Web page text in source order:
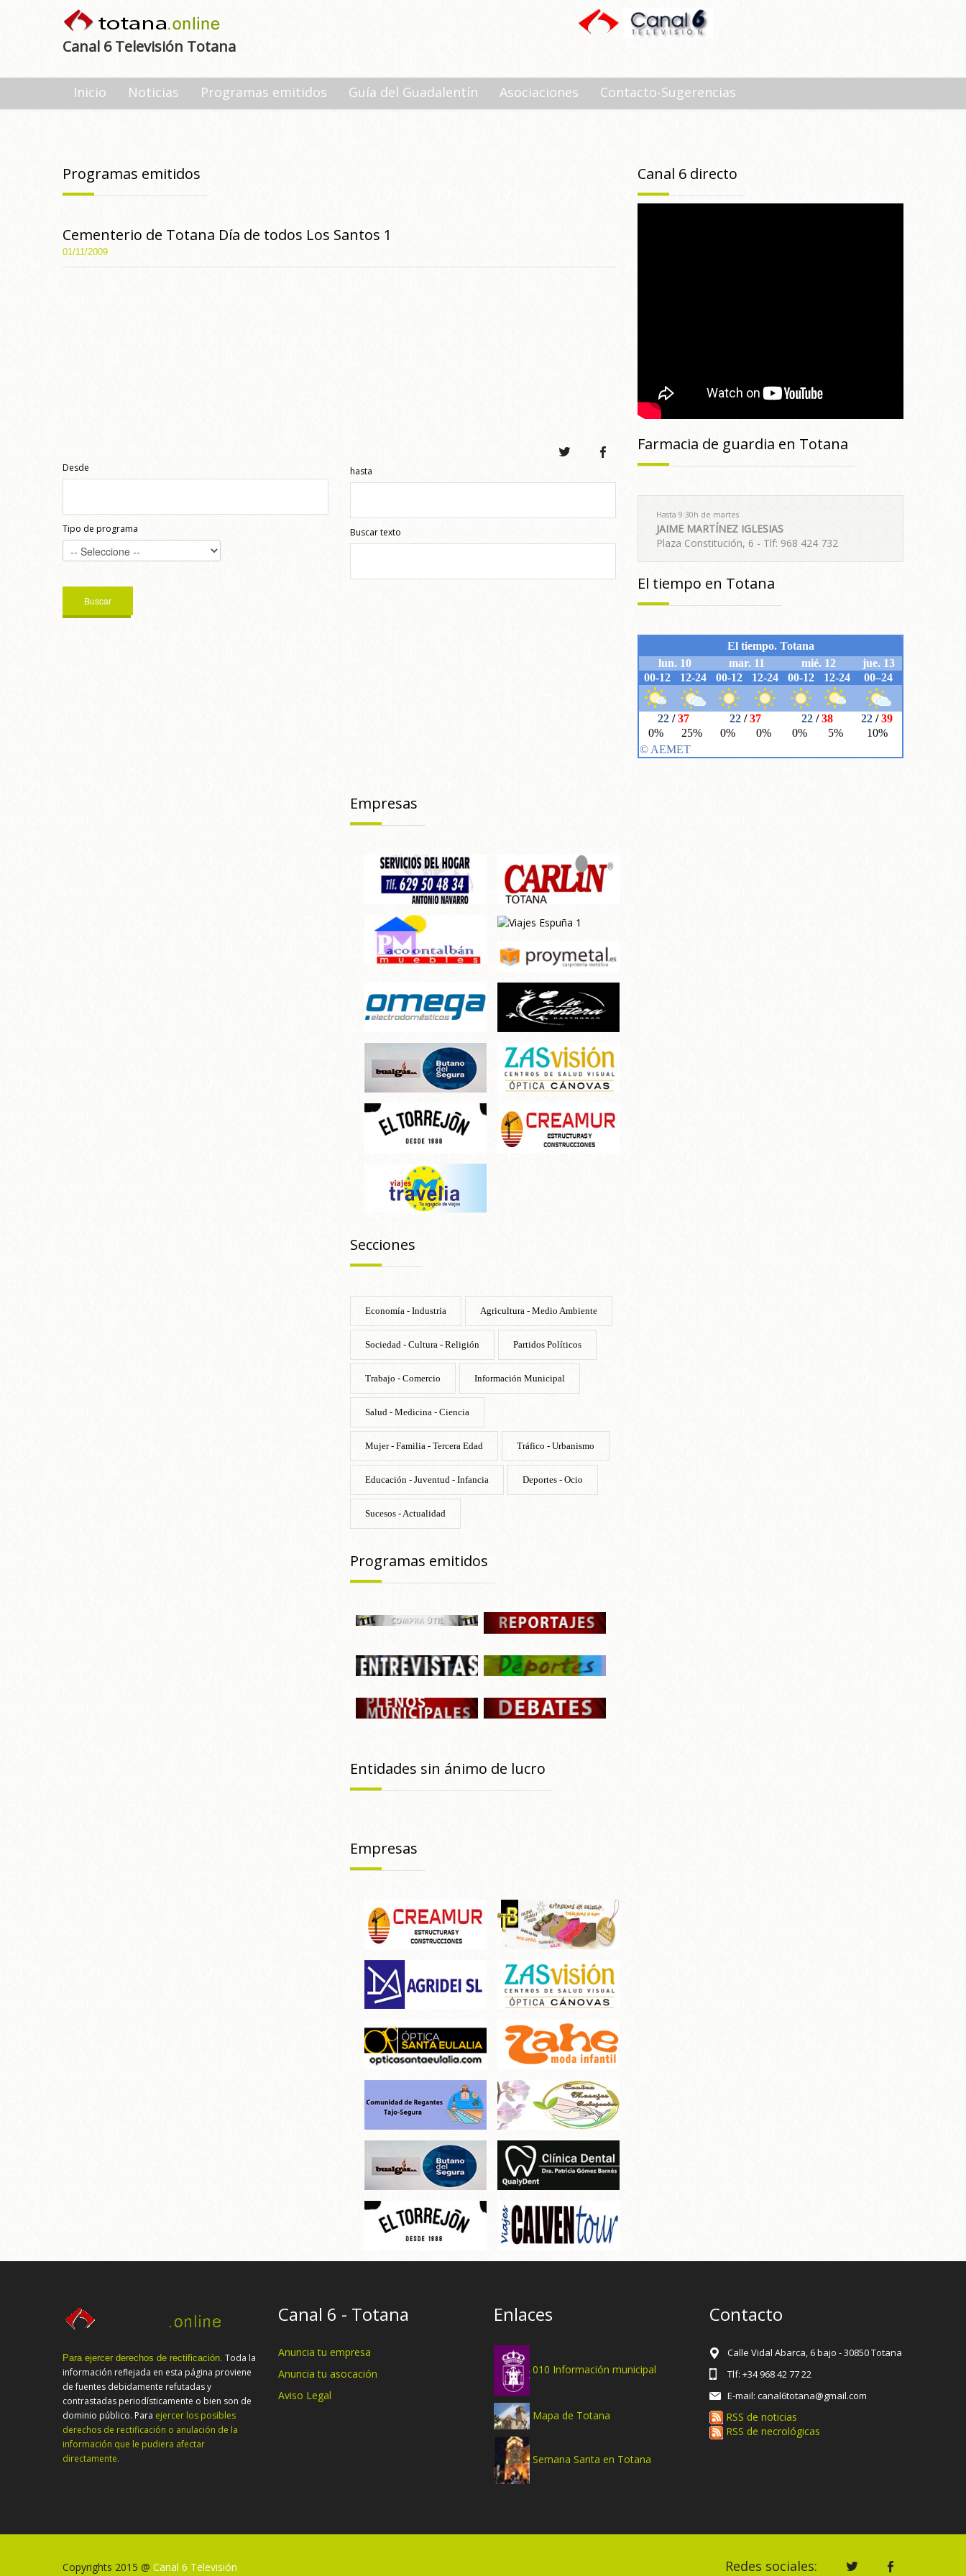
Canal 6 Televisión Totana
Inicio Noticias Programas emitidos Guía del Guadalentín Asociaciones Contacto-Sugerencias
Programas emitidos
Cementerio de Totana Día de todos Los Santos 1
01/11/2009
Desde
Tipo de programa
hasta
Buscar texto
Canal 6 directo
Farmacia de guardia en Totana
Hasta 9:30h de martes
JAIME MARTÍNEZ IGLESIAS
Plaza Constitución, 6 - Tlf: 968 424 732
El tiempo en Totana
Empresas
Secciones
Economía - Industria Agricultura - Medio Ambiente
Sociedad - Cultura - Religión Partidos Políticos
Trabajo - Comercio Información Municipal
Salud - Medicina - Ciencia
Mujer - Familia - Tercera Edad Tráfico - Urbanismo
Educación - Juventud - Infancia Deportes - Ocio
Sucesos - Actualidad
Programas emitidos
Entidades sin ánimo de lucro
Empresas
Para ejercer derechos de rectificación. Toda la
información reflejada en esta página proviene
de fuentes debidamente refutadas y
contrastadas periodísticamente o bien son de
dominio público. Para ejercer los posibles
derechos de rectificación o anulación de la
información que le pudiera afectar
directamente.
Canal 6 - Totana
Anuncia tu empresa
Anuncia tu asocación
Aviso Legal
Enlaces
010 Información municipal
Mapa de Totana
Semana Santa en Totana
Contacto
Calle Vidal Abarca, 6 bajo - 30850 Totana
Tlf: +34 968 42 77 22
E-mail: canal6totana@gmail.com
RSS de noticias
RSS de necrológicas
Copyrights 2015 @ Canal 6 Televisión Redes sociales: